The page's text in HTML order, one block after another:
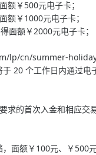
额￥500元电子卡；
额￥1000元电子卡；
面额￥2000元电子卡；
lp/cn/summer-
20 个工作日内通过电
求的首次入金和相应
面额￥100元、￥500